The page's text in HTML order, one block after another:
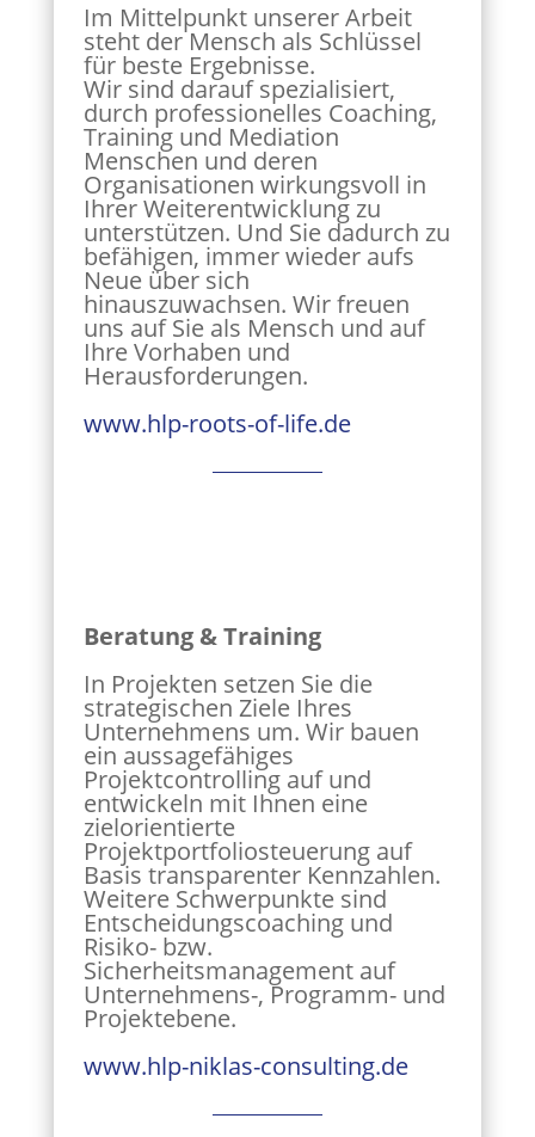
Im Mittelpunkt unserer Arbeit
steht der Mensch als Schlüssel
für beste Ergebnisse.
Wir sind darauf spezialisiert,
durch professionelles Coaching,
Training und Mediation
Menschen und deren
Organisationen wirkungsvoll in
Ihrer Weiterentwicklung zu
unterstützen. Und Sie dadurch zu
befähigen, immer wieder aufs
Neue über sich
hinauszuwachsen. Wir freuen
uns auf Sie als Mensch und auf
Ihre Vorhaben und
Herausforderungen.
www.hlp-roots-of-life.de
Beratung & Training
In Projekten setzen Sie die
strategischen Ziele Ihres
Unternehmens um. Wir bauen
ein aussagefähiges
Projektcontrolling auf und
entwickeln mit Ihnen eine
zielorientierte
Projektportfoliosteuerung auf
Basis transparenter Kennzahlen.
Weitere Schwerpunkte sind
Entscheidungscoaching und
Risiko- bzw.
Sicherheitsmanagement auf
Unternehmens-, Programm- und
Projektebene.
www.hlp-niklas-consulting.de